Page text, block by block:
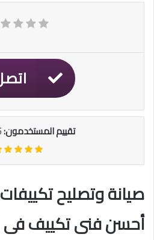
تقييم المستخدمون:
صيانة وتصليح
أحسن فنى تكييف فى